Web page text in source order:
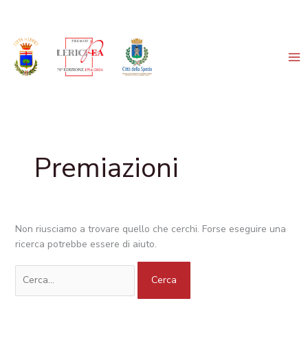
contenuto
Premiazioni
Non riusciamo a trovare quello che cerchi. Forse eseguire una
ricerca potrebbe essere di aiuto.